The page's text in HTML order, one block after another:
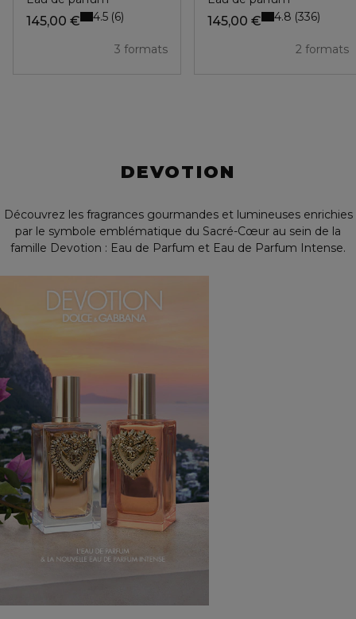
145,00 €
3 formats
4.5 6 145,00 €
2 formats
4.8 336
DEVOTION
Découvrez les fragrances gourmandes et lumineuses enrichies
par le symbole emblématique du Sacré-Cœur au sein de la
famille Devotion : Eau de Parfum et Eau de Parfum Intense.